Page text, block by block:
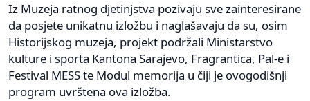
Iz Muzeja ratnog djetinjstva pozivaju sve zainteresirane
da posjete unikatnu izložbu i naglašavaju da su, osim
Historijskog muzeja, projekt podržali Ministarstvo
kulture i sporta Kantona Sarajevo, Fragrantica, Pal-e i
Festival MESS te Modul memorija u čiji je ovogodišnji
program uvrštena ova izložba.